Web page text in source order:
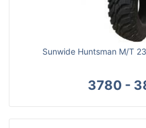
Sunwide Huntsman M/T
3780 -